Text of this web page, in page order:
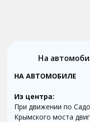
На
НА АВТОМОБИЛЕ
Из центра:
При движении по
Крымского моста